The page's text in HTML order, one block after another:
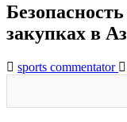
закупках в
sports commentator